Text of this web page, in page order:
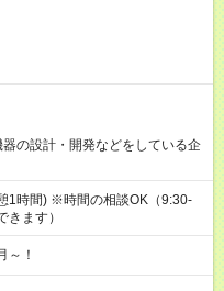
の設計・開発などをしている企
時間) ※時間の相談OK（9:30-
ます）
！